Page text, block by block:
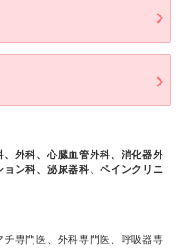
外科、心臓血管外科、消化器外
ン科、泌尿器科、ペインクリニ
専門医、外科専門医、呼吸器専